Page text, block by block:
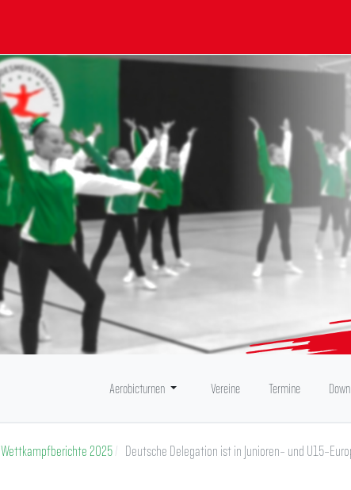
Aerobicturnen Vereine Termine
Wettkampfberichte 2025 Deutsche Delegation ist in Junioren- und U15-